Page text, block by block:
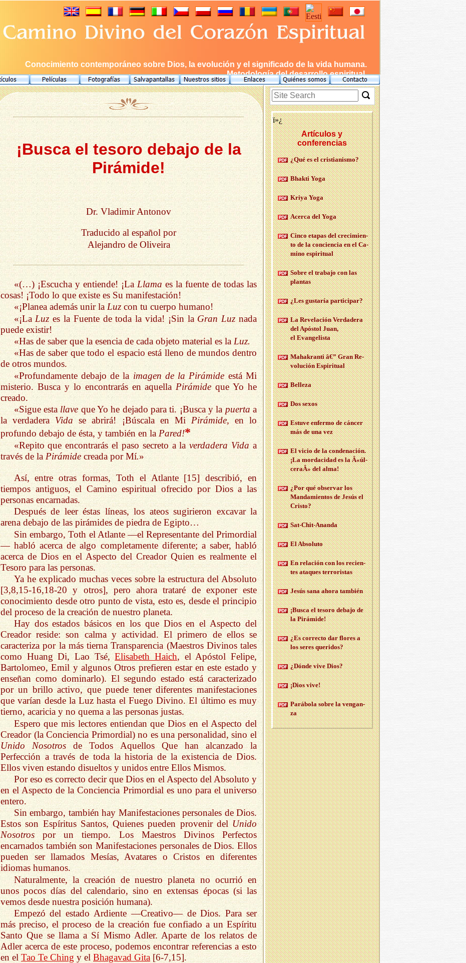
Conocimiento contemporáneo sobre Dios, la evolución y el significado de la vida humana.
Metodología del desarrollo espiritual.
¡Busca el tesoro debajo de la
Pirámide!
Dr. Vladimir Antonov
Traducido al español por
Alejandro de Oliveira
«(…) ¡Escucha y entiende! ¡LaLlama es la fuente de todas las
cosas! ¡Todo lo que existe es Su manifestación!
«¡Planea además unir laLuzcon tu cuerpo humano!
«¡LaLuz es la Fuente de toda la vida! ¡Sin laGran Luznada
puede existir!
«Has de saber que la esencia de cada objeto material es laLuz.
«Has de saber que todo el espacio está lleno de mundos dentro
de otros mundos.
«Profundamente debajo de laimagen de la Pirámideestá Mi
misterio. Busca y lo encontrarás en aquella Pirámide que Yo he
creado.
«Sigue estallaveque Yo he dejado para ti. ¡Busca y lapuerta a
la verdadera Vidase abrirá! ¡Búscala en MiPirámide,en lo
profundo debajo de ésta, y también en laPared!*
«Repito que encontrarás el paso secreto a laverdadera Vidaa
través de laPirámidecreada por Mí.»
Así, entre otras formas, Toth el Atlante [15] describió, en
tiempos antiguos, el Camino espiritual ofrecido por Dios a las
personas encarnadas.
Después de leer éstas líneas, los ateos sugirieron excavar la
arena debajo de las pirámides de piedra de Egipto…
Sin embargo, Toth el Atlante —el Representante del Primordial
— habló acerca de algo completamente diferente; a saber, habló
acerca de Dios en el Aspecto del Creador Quien es realmente el
Tesoro para las personas.
Ya he explicado muchas veces sobre la estructura del Absoluto
[3,8,15-16,18-20 y otros], pero ahora trataré de exponer este
conocimiento desde otro punto de vista, esto es, desde el principio
del proceso de la creación de nuestro planeta.
Hay dos estados básicos en los que Dios en el Aspecto del
Creador reside: son calma y actividad. El primero de ellos se
caracteriza por la más tierna Transparencia (Maestros Divinos tales
como Huang Di, Lao Tsé,Elisabeth Haich, el Apóstol Felipe,
Bartolomeo, Emil y algunos Otros prefieren estar en este estado y
enseñan como dominarlo). El segundo estado está caracterizado
por un brillo activo, que puede tener diferentes manifestaciones
que varían desde la Luz hasta el Fuego Divino. El último es muy
tierno, acaricia y no quema a las personas justas.
Espero que mis lectores entiendan que Dios en el Aspecto del
Creador (la Conciencia Primordial) no es una personalidad, sino el
Unido Nosotros de Todos Aquellos Que han alcanzado la
Perfección a través de toda la historia de la existencia de Dios.
Ellos viven estando disueltos y unidos entre Ellos Mismos.
Por eso es correcto decir que Dios en el Aspecto del Absoluto y
en el Aspecto de la Conciencia Primordial es uno para el universo
entero.
Sin embargo, también hay Manifestaciones personales de Dios.
Estos son Espíritus Santos, Quienes pueden provenir del Unido
Nosotrospor un tiempo. Los Maestros Divinos Perfectos
encarnados también son Manifestaciones personales de Dios. Ellos
pueden ser llamados Mesías, Avatares o Cristos en diferentes
idiomas humanos.
Naturalmente, la creación de nuestro planeta no ocurrió en
unos pocos días del calendario, sino en extensas épocas (si las
vemos desde nuestra posición humana).
Empezó del estado Ardiente —Creativo— de Dios. Para ser
más preciso, el proceso de la creación fue confiado a un Espíritu
Santo Que se llama a Sí Mismo Adler. Aparte de los relatos de
Adler acerca de este proceso, podemos encontrar referencias a esto
en elTao Te Chingy el Bhagavad Gita [6-7,15].
ï»¿
Artículos y
conferencias
¿Qué es el cris­tia­nis­mo?
Bhak­ti Yoga
Kriya Yoga
Acer­ca del Yoga
Cinco eta­pas del cre­ci­mien­
to de la con­cien­cia en el Ca­
mino es­pi­ri­tual
Sobre el tra­ba­jo con las
plan­tas
¿Les gus­ta­ría par­ti­ci­par?
La Re­ve­la­ción Ver­da­de­ra
del Após­tol Juan,
el Evan­ge­lis­ta
Maha­kran­ti â€” Gran Re­
vo­lu­ción Es­pi­ri­tual
Be­lle­za
Dos sexos
Es­tu­ve en­fer­mo de cán­cer
más de una vez
El vicio de la con­de­na­ción.
¡La mor­da­ci­dad es la Â«úl­
ce­raÂ» del alma!
¿Por qué ob­ser­var los
Man­da­mien­tos de Jesús el
Cris­to?
Sat-Chit-Anan­da
El Ab­so­lu­to
En re­la­ción con los re­cien­
tes ata­ques te­rro­ris­tas
Jesús sana ahora tam­bién
¡Busca el te­so­ro de­ba­jo de
la Pi­rá­mi­de!
¿Es co­rrec­to dar flo­res a
los seres que­ri­dos?
¿Dónde vive Dios?
¡Dios vive!
Pa­rá­bo­la sobre la ven­gan­
za